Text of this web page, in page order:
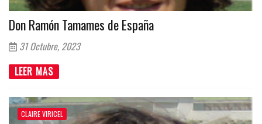
Don Ramón Tamames de España
31 Octubre, 2023
LEER MAS
CLAIRE VIRICEL